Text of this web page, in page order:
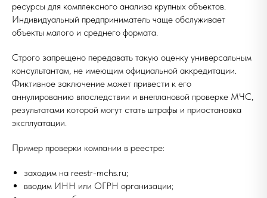
ресурсы для комплексного анализа крупных объектов.
Индивидуальный предприниматель чаще обслуживает
объекты малого и среднего формата.
Строго запрещено передавать такую оценку универсальным
консультантам, не имеющим официальной аккредитации.
Фиктивное заключение может привести к его
аннулированию впоследствии и внеплановой проверке МЧС,
результатами которой могут стать штрафы и приостановка
эксплуатации.
Пример проверки компании в реестре:
заходим на reestr-mchs.ru;
вводим ИНН или ОГРН организации;